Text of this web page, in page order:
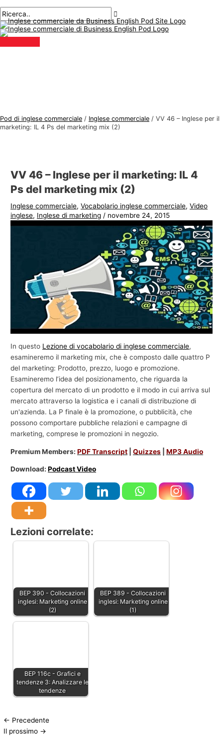
al
contenuto
principale
Pod di inglese commerciale / Inglese commerciale / VV 46 – Inglese per il
marketing: IL 4 Ps del marketing mix (2)
VV 46 – Inglese per il marketing: IL 4
Ps del marketing mix (2)
Inglese commerciale,Vocabolario inglese commerciale,Video
inglese, Inglese di marketing / novembre 24, 2015
In questo Lezione di vocabolario di inglese commerciale,
esamineremo il marketing mix, che è composto dalle quattro P
del marketing: Prodotto, prezzo, luogo e promozione.
Esamineremo l’idea del posizionamento, che riguarda la
copertura del mercato di un prodotto e il modo in cui arriva sul
mercato attraverso la logistica e i canali di distribuzione di
un'azienda. La P finale è la promozione, o pubblicità, che
possono comportare pubbliche relazioni e campagne di
marketing, comprese le promozioni in negozio.
Premium Members:PDF Transcript |Quizzes |MP3 Audio
Download:Podcast Video
Lezioni correlate:
BEP 390 - Collocazioni
inglesi: Marketing online
(2)
BEP 389 - Collocazioni
inglesi: Marketing online
(1)
BEP 116c - Grafici e
tendenze 3: Analizzare le
tendenze
navigazione
← Precedente
Il prossimo →
qui..
mail*
A
r
g
o
d
g
l
e
s
c
a
l
e
C
e
r
c